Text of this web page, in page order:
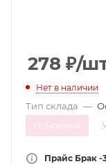
278 ₽/
Нет в наличии
Тип склада —
Основной
Прайс Брак -